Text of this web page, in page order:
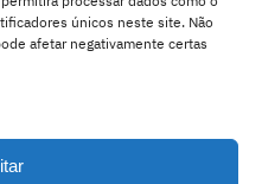
únicos neste site. Não
afetar negativamente certas